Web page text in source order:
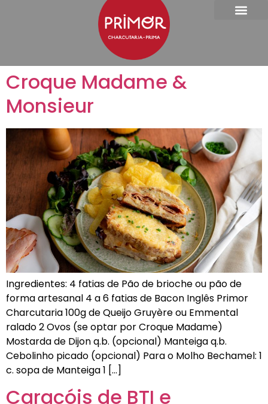
Croque Madame &
Monsieur
Ingredientes: 4 fatias de Pão de brioche ou pão de
forma artesanal 4 a 6 fatias de Bacon Inglês Primor
Charcutaria 100g de Queijo Gruyère ou Emmental
ralado 2 Ovos (se optar por Croque Madame)
Mostarda de Dijon q.b. (opcional) Manteiga q.b.
Cebolinho picado (opcional) Para o Molho Bechamel: 1
c. sopa de Manteiga 1 […]
Caracóis de BTI e